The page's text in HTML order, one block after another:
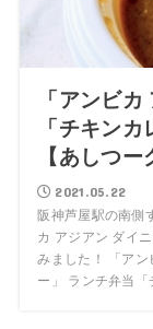
「アンビ
「チキン
【あしつー
2021.05.22
阪神芦屋駅の南側
カ アジアン ダイ
みました！ 「アン
ー」 ランチ弁当「